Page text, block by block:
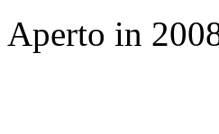
Aperto in